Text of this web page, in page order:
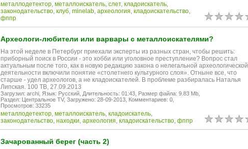
металлодетектор, металлоискатель, слет, кладоискатель,
законодательство, клуб, minelab, археология, кладоискательство,
фппр
Археологи-любители или варвары с металлоискателями?
На этой неделе в Петербург приехали эксперты из разных стран, чтобы решить:
приборный поиск в России - это хобби или уголовное преступление? Вопрос стал
актуальным после того, как в новую редакцию закона о нелегальной археологической
деятельности включили понятие «столетнего культурного слоя». Отныне все, что
старше - удел археологов, а не кладоискателей. В проблеме разбиралась Наталья
Липская. 100 ТВ, 27.09.2013
Загрузил: archi, Язык: Русский, Длительность: 01:43, Размер файла: 9.83 Mb,
Раздел: Центральное TV, Загружено: 28-09-2013, Комментариев: 0,
Просмотров: 33235
металлодетектор, металлоискатель, кладоискатель,
законодательство, находки, археология, кладоискательство, фппр
Зачарованный берег (часть 2)